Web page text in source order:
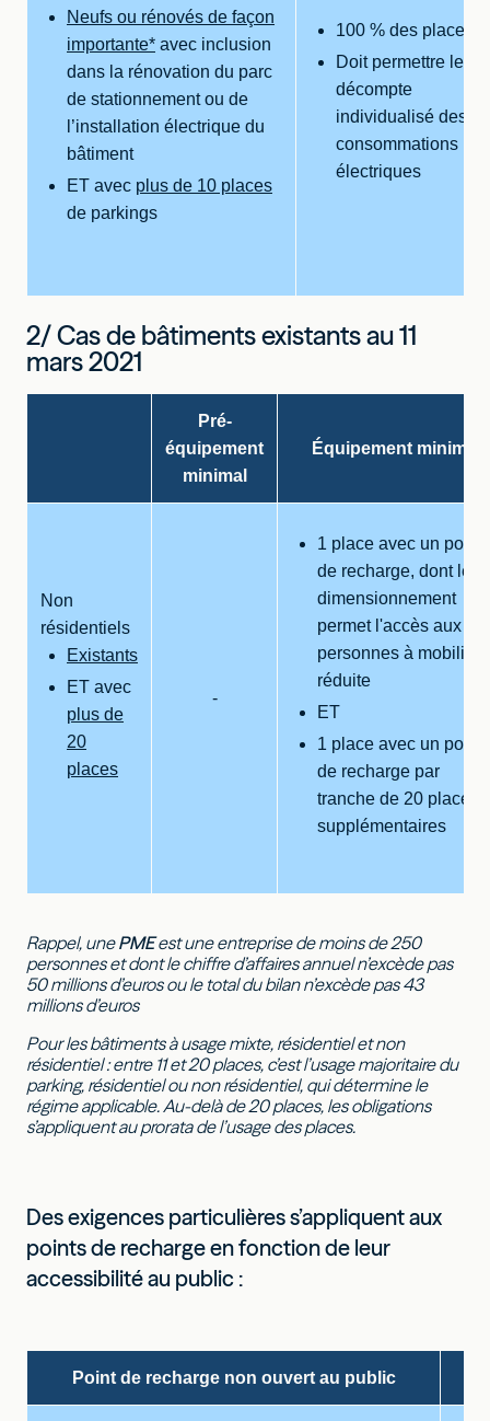
Neufs ou rénovés de façon
importante* avec inclusion
dans la rénovation du parc
de stationnement ou de
l’installation électrique du
bâtiment
ET avec plus de 10 places
de parkings
100 % des places
Doit permettre le
décompte
individualisé des
consommations
électriques
2/ Cas de bâtiments existants au 11
mars 2021
Pré-
équipement
minimal
Équipement minimal
Non
résidentiels
Existants
ET avec
plus de
20
places
-
1 place avec un point
de recharge, dont le
dimensionnement
permet l'accès aux
personnes à mobilité
réduite
ET
1 place avec un point
de recharge par
tranche de 20 places
supplémentaires
Rappel, unePMEest une entreprise de moins de 250
personnes et dont le chiffre d’affaires annuel n’excède pas
50 millions d’euros ou le total du bilan n’excède pas 43
millions d’euros
Pour les bâtiments à usage mixte, résidentiel et non
résidentiel : entre 11 et 20 places, c’est l’usage majoritaire du
parking, résidentiel ou non résidentiel, qui détermine le
régime applicable. Au-delà de 20 places, les obligations
s’appliquent au prorata de l’usage des places.
Des exigences particulières s’appliquent aux
points de recharge en fonction de leur
accessibilité au public :
Point de recharge non ouvert au public